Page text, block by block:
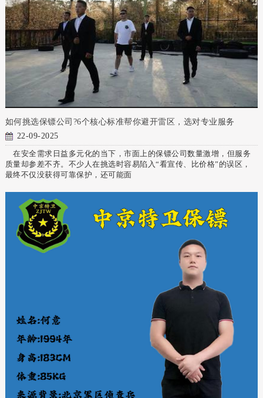
如何挑选保镖公司?6个核心标准帮你避开雷区，选对专业服务
22-09-2025
在安全需求日益多元化的当下，市面上的保镖公司数量激增，但服务
质量却参差不齐。不少人在挑选时容易陷入“看宣传、比价格”的误区，
最终不仅没获得可靠保护，还可能面